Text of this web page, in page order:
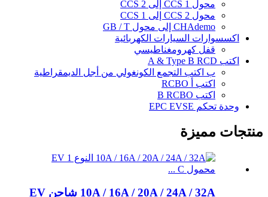
محول CCS 1 إلى CCS 2
محول CCS 2 إلى CCS 1
CHAdemo إلى محول GB / T
اكسسوارات السيارات الكهربائية
قفل كهرومغناطيسي
اكتب A & Type B RCD
ب اكتب التجمع الكونغولي من أجل الديمقراطية
اكتب أ RCBO
اكتب B RCBO
وحدة تحكم EPC EVSE
منتجات مميزة
10A / 16A / 20A / 24A / 32A شاحن EV